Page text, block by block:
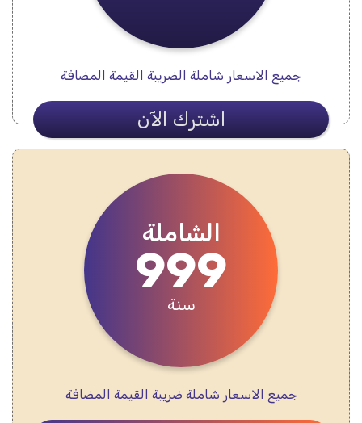
جميع الاسعار شاملة الضريبة القيمة المضافة
اشترك الآن
الشاملة
999
سنة
جميع الاسعار شاملة ضريبة القيمة المضافة